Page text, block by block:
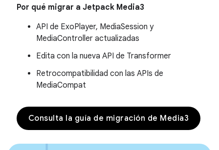
Por qué migrar a Jetpack Media3
API de ExoPlayer, MediaSession y
MediaController actualizadas
Edita con la nueva API de Transformer
Retrocompatibilidad con las APIs de
MediaCompat
Consulta la guía de migración de Media3